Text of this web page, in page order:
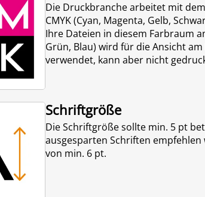
Die Druckbranche arbeitet mit
CMYK (Cyan, Magenta, Gelb,
Ihre Dateien in diesem Farbraum
Grün, Blau) wird für die Ansicht
verwendet, kann aber nicht
Schriftgröße
Die Schriftgröße sollte min. 5 pt
ausgesparten Schriften empfehlen
von min. 6 pt.